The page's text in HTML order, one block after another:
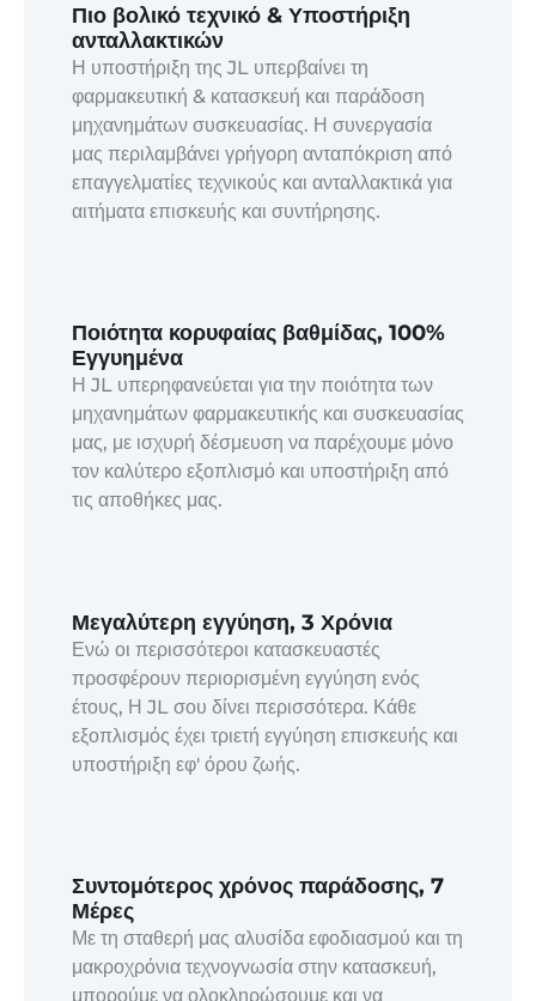
Πιο βολικό τεχνικό & Υποστήριξη
ανταλλακτικών
Η υποστήριξη της JL υπερβαίνει τη
φαρμακευτική & κατασκευή και παράδοση
μηχανημάτων συσκευασίας. Η συνεργασία
μας περιλαμβάνει γρήγορη ανταπόκριση από
επαγγελματίες τεχνικούς και ανταλλακτικά για
αιτήματα επισκευής και συντήρησης.
Ποιότητα κορυφαίας βαθμίδας, 100%
Εγγυημένα
Η JL υπερηφανεύεται για την ποιότητα των
μηχανημάτων φαρμακευτικής και συσκευασίας
μας, με ισχυρή δέσμευση να παρέχουμε μόνο
τον καλύτερο εξοπλισμό και υποστήριξη από
τις αποθήκες μας.
Μεγαλύτερη εγγύηση, 3 Χρόνια
Ενώ οι περισσότεροι κατασκευαστές
προσφέρουν περιορισμένη εγγύηση ενός
έτους, Η JL σου δίνει περισσότερα. Κάθε
εξοπλισμός έχει τριετή εγγύηση επισκευής και
υποστήριξη εφ' όρου ζωής.
Συντομότερος χρόνος παράδοσης, 7
Μέρες
Με τη σταθερή μας αλυσίδα εφοδιασμού και τη
μακροχρόνια τεχνογνωσία στην κατασκευή,
μπορούμε να ολοκληρώσουμε και να